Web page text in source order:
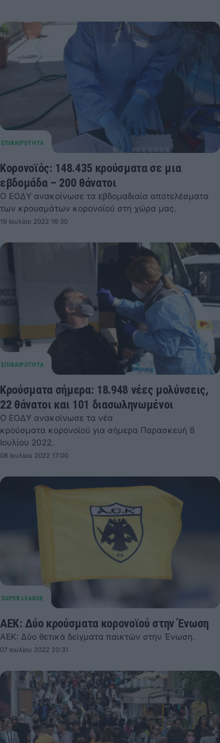
Κορονοϊός: 148.435 κρούσματα σε μια
εβδομάδα – 200 θάνατοι
Ο ΕΟΔΥ ανακοίνωσε τα εβδομαδιαία αποτελέσματα
των κρουσμάτων κορονοϊού στη χώρα μας.
19 Ιουλίου 2022 16:30
Κρούσματα σήμερα: 18.948 νέες μολύνσεις,
22 θάνατοι και 101 διασωληνωμένοι
Ο ΕΟΔΥ ανακοίνωσε τα νέα
κρούσματα κορονοϊού για σήμερα Παρασκευή 8
Ιουλίου 2022.
08 Ιουλίου 2022 17:00
ΑΕΚ: Δύο κρούσματα κορονοϊού στην Ένωση
ΑΕΚ: Δύο θετικά δείγματα παικτών στην Ένωση.
07 Ιουλίου 2022 20:31